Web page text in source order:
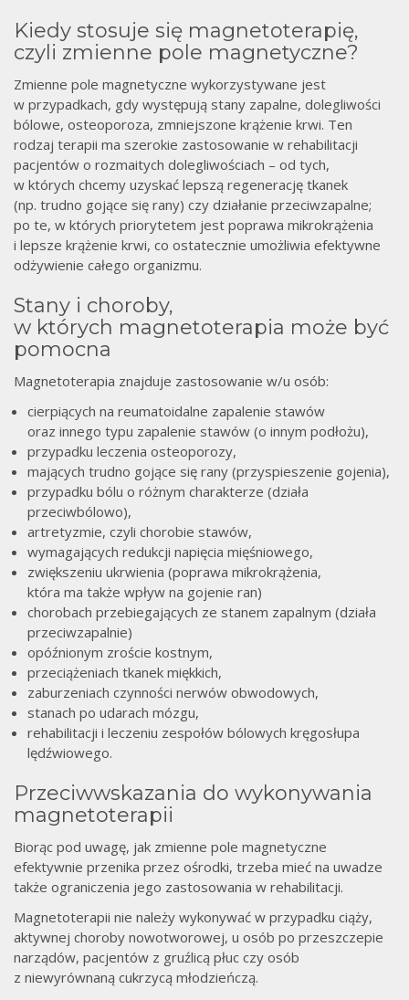
Kiedy stosuje się magnetoterapię,
czyli zmienne pole magnetyczne?
Zmienne pole magnetyczne wykorzystywane jest
w przypadkach, gdy występują stany zapalne, dolegliwości
bólowe, osteoporoza, zmniejszone krążenie krwi. Ten
rodzaj terapii ma szerokie zastosowanie w rehabilitacji
pacjentów o rozmaitych dolegliwościach – od tych,
w których chcemy uzyskać lepszą regenerację tkanek
(np. trudno gojące się rany) czy działanie przeciwzapalne;
po te, w których priorytetem jest poprawa mikrokrążenia
i lepsze krążenie krwi, co ostatecznie umożliwia efektywne
odżywienie całego organizmu.
Stany i choroby,
w których magnetoterapia może być
pomocna
Magnetoterapia znajduje zastosowanie w/u osób:
cierpiących na reumatoidalne zapalenie stawów
oraz innego typu zapalenie stawów (o innym podłożu),
przypadku leczenia osteoporozy,
mających trudno gojące się rany (przyspieszenie gojenia),
przypadku bólu o różnym charakterze (działa
przeciwbólowo),
artretyzmie, czyli chorobie stawów,
wymagających redukcji napięcia mięśniowego,
zwiększeniu ukrwienia (poprawa mikrokrążenia,
która ma także wpływ na gojenie ran)
chorobach przebiegających ze stanem zapalnym (działa
przeciwzapalnie)
opóźnionym zroście kostnym,
przeciążeniach tkanek miękkich,
zaburzeniach czynności nerwów obwodowych,
stanach po udarach mózgu,
rehabilitacji i leczeniu zespołów bólowych kręgosłupa
lędźwiowego.
Przeciwwskazania do wykonywania
magnetoterapii
Biorąc pod uwagę, jak zmienne pole magnetyczne
efektywnie przenika przez ośrodki, trzeba mieć na uwadze
także ograniczenia jego zastosowania w rehabilitacji.
Magnetoterapii nie należy wykonywać w przypadku ciąży,
aktywnej choroby nowotworowej, u osób po przeszczepie
narządów, pacjentów z gruźlicą płuc czy osób
z niewyrównaną cukrzycą młodzieńczą.